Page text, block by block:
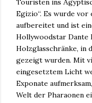
Touristen ins
Egizio“. Es wurde
aufbereitet und ist
Hollywoodstar Dante
Holzglasschränke, in
gezeigt wurden. Mit
eingesetztem Licht
Exponate
Welt der Pharaonen